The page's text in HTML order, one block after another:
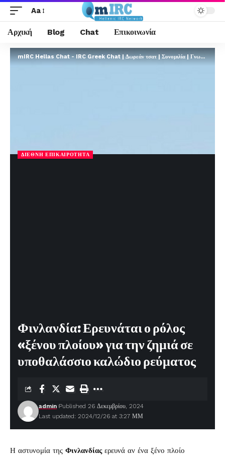
Aa
Αρχική Blog Chat Επικοινωνία
mIRC Hellas Chat - IRC Greek Chat | Δωρεάν τσατ | Συνομιλία | Γνωριμίες | FREE
ΔΙΕΘΝΉ ΕΠΙΚΑΙΡΌΤΗΤΑ
Φινλανδία: Ερευνάται ο ρόλος
«ξένου πλοίου» για την ζημιά σε
υποθαλάσσιο καλώδιο ρεύματος
Last updated: 2024/12/26 at 3:27 ΜΜ
admin Published 26 Δεκεμβρίου, 2024
Η αστυνομία της Φινλανδίας ερευνά αν ένα ξένο πλοίο